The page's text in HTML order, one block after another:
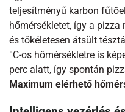
teljesítményű karbon
hőmérsékletet, így a pizza
és tökéletesen átsült
°C-os hőmérsékletre is
perc alatt, így spontán
Maximum elérhető